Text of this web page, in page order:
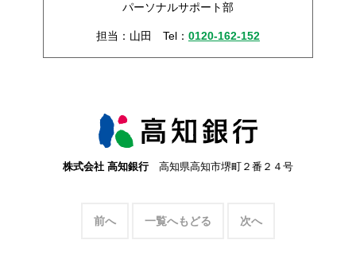
パーソナルサポート部
担当：山田 Tel： 0120-162-152
株式会社 高知銀行高知県高知市堺町２番２４号
前へ 一覧へもどる 次へ